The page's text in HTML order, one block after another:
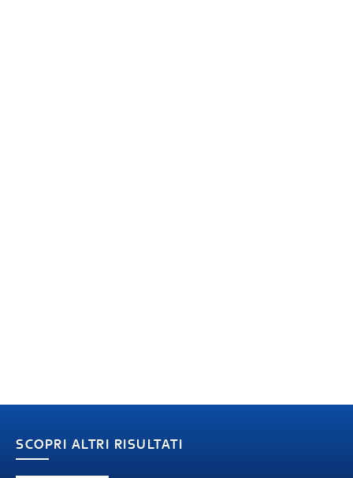
SCOPRI ALTRI RISULTATI